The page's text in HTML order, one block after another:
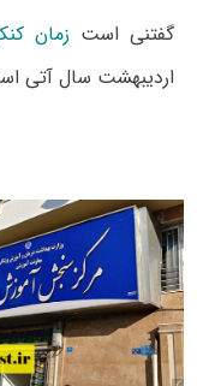
گفتنی است زمان
اردیبهشت سال آتی